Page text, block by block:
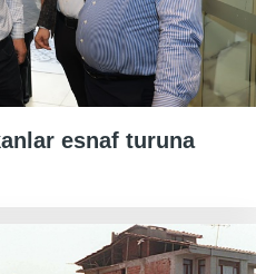
esnaf turuna